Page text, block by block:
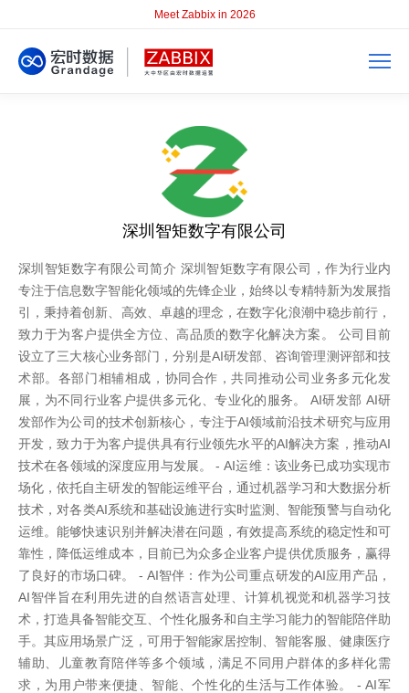
Meet Zabbix in 2026
深圳智矩数字有限公司
深圳智矩数字有限公司简介 深圳智矩数字有限公司，作为行业内
专注于信息数字智能化领域的先锋企业，始终以专精特新为发展指
引，秉持着创新、高效、卓越的理念，在数字化浪潮中稳步前行，
致力于为客户提供全方位、高品质的数字化解决方案。 公司目前
设立了三大核心业务部门，分别是AI研发部、咨询管理测评部和技
术部。各部门相辅相成，协同合作，共同推动公司业务多元化发
展，为不同行业客户提供多元化、专业化的服务。 AI研发部 AI研
发部作为公司的技术创新核心，专注于AI领域前沿技术研究与应用
开发，致力于为客户提供具有行业领先水平的AI解决方案，推动AI
技术在各领域的深度应用与发展。 - AI运维：该业务已成功实现市
场化，依托自主研发的智能运维平台，通过机器学习和大数据分析
技术，对各类AI系统和基础设施进行实时监测、智能预警与自动化
运维。能够快速识别并解决潜在问题，有效提高系统的稳定性和可
靠性，降低运维成本，目前已为众多企业客户提供优质服务，赢得
了良好的市场口碑。 - AI智伴：作为公司重点研发的AI应用产品，
AI智伴旨在利用先进的自然语言处理、计算机视觉和机器学习技
术，打造具备智能交互、个性化服务和自主学习能力的智能陪伴助
手。其应用场景广泛，可用于智能家居控制、智能客服、健康医疗
辅助、儿童教育陪伴等多个领域，满足不同用户群体的多样化需
求，为用户带来便捷、智能、个性化的生活与工作体验。 - AI军